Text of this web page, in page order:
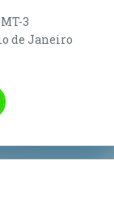
3
de Janeiro